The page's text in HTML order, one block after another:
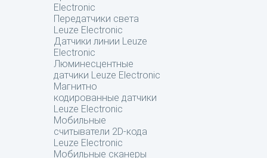
Electronic
Передатчики света
Leuze Electronic
Датчики линии Leuze
Electronic
Люминесцентные
датчики Leuze Electronic
Магнитно
кодированные датчики
Leuze Electronic
Мобильные
считыватели 2D-кода
Leuze Electronic
Мобильные сканеры